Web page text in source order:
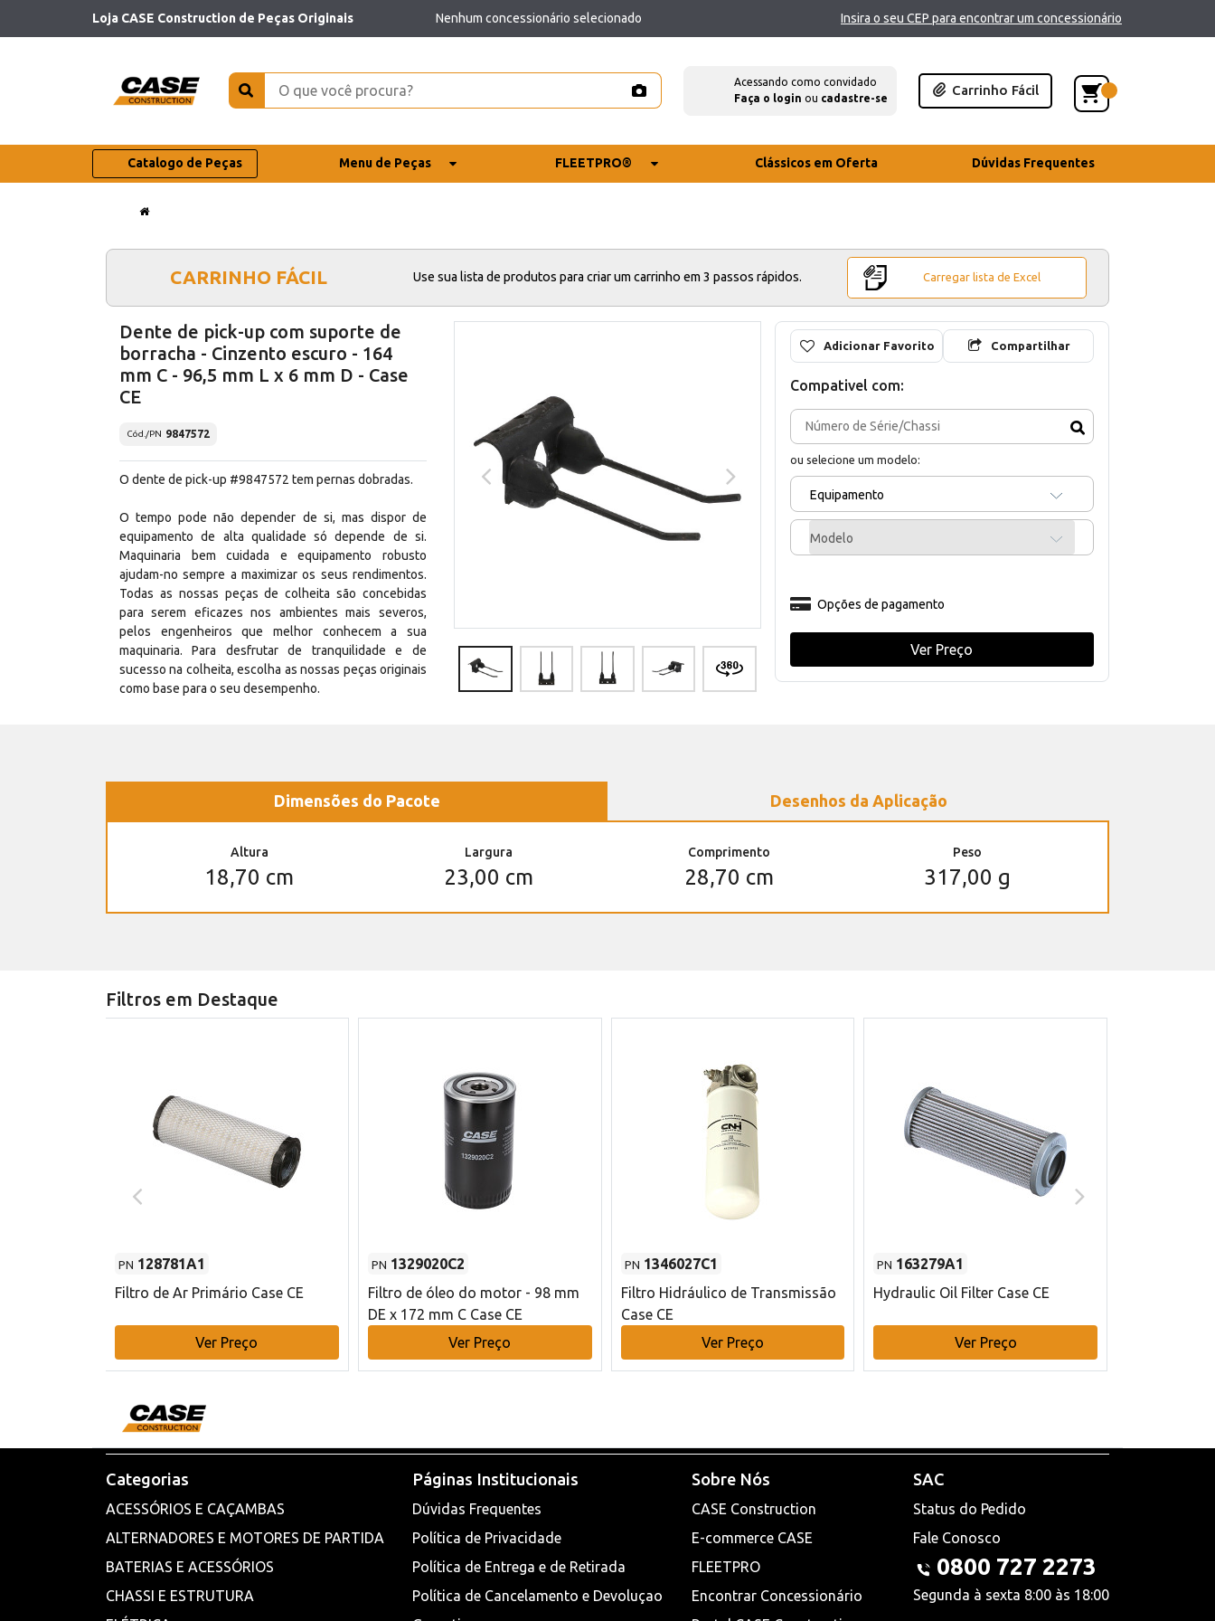
Loja CASE Construction de Peças Originais Nenhum concessionário selecionado Insira o seu CEP para encontrar um concessionário
Acessando como convidado
Faça o login ou cadastre-se
Carrinho Fácil
Catalogo de Peças Menu de Peças FLEETPRO® Clássicos em Oferta Dúvidas Frequentes
CARRINHO FÁCIL Use sua lista de produtos para criar um carrinho em 3 passos rápidos. Carregar lista de Excel
Dente de pick-up com suporte de
borracha - Cinzento escuro - 164
mm C - 96,5 mm L x 6 mm D - Case
CE
Cód./PN 9847572
O dente de pick-up #9847572 tem pernas dobradas.
O tempo pode não depender de si, mas dispor de
equipamento de alta qualidade só depende de si.
Maquinaria bem cuidada e equipamento robusto
ajudam-no sempre a maximizar os seus rendimentos.
Todas as nossas peças de colheita são concebidas
para serem eficazes nos ambientes mais severos,
pelos engenheiros que melhor conhecem a sua
maquinaria. Para desfrutar de tranquilidade e de
sucesso na colheita, escolha as nossas peças originais
como base para o seu desempenho.
Adicionar Favorito Compartilhar
Compativel com:
ou selecione um modelo:
Equipamento
Modelo
Opções de pagamento
Ver Preço
Dimensões do Pacote Desenhos da Aplicação
Altura
18,70 cm
Largura
23,00 cm
Comprimento
28,70 cm
Peso
317,00 g
Filtros em Destaque
PN 128781A1
Filtro de Ar Primário Case CE
Ver Preço
PN 1329020C2
Filtro de óleo do motor - 98 mm
DE x 172 mm C Case CE
Ver Preço
PN 1346027C1
Filtro Hidráulico de Transmissão
Case CE
Ver Preço
PN 163279A1
Hydraulic Oil Filter Case CE
Ver Preço
Categorias
ACESSÓRIOS E CAÇAMBAS
ALTERNADORES E MOTORES DE PARTIDA
BATERIAS E ACESSÓRIOS
CHASSI E ESTRUTURA
Páginas Institucionais
Dúvidas Frequentes
Política de Privacidade
Política de Entrega e de Retirada
Política de Cancelamento e Devoluçao
Sobre Nós
CASE Construction
E-commerce CASE
FLEETPRO
Encontrar Concessionário
SAC
Status do Pedido
Fale Conosco
0800 727 2273
Segunda à sexta 8:00 às 18:00